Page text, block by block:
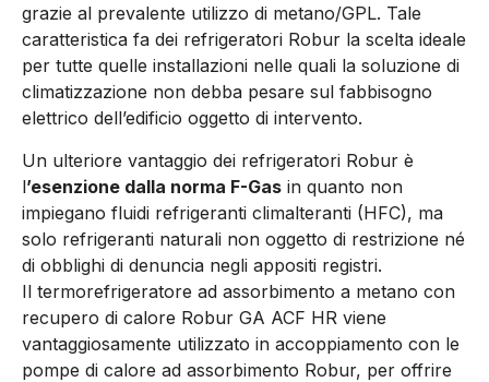
grazie al prevalente utilizzo di metano/GPL. Tale
caratteristica fa dei refrigeratori Robur la scelta ideale
per tutte quelle installazioni nelle quali la soluzione di
climatizzazione non debba pesare sul fabbisogno
elettrico dell’edificio oggetto di intervento.
Un ulteriore vantaggio dei refrigeratori Robur è
l’esenzione dalla norma F-Gas in quanto non
impiegano fluidi refrigeranti climalteranti (HFC), ma
solo refrigeranti naturali non oggetto di restrizione né
di obblighi di denuncia negli appositi registri.
Il termorefrigeratore ad assorbimento a metano con
recupero di calore Robur GA ACF HR viene
vantaggiosamente utilizzato in accoppiamento con le
pompe di calore ad assorbimento Robur, per offrire